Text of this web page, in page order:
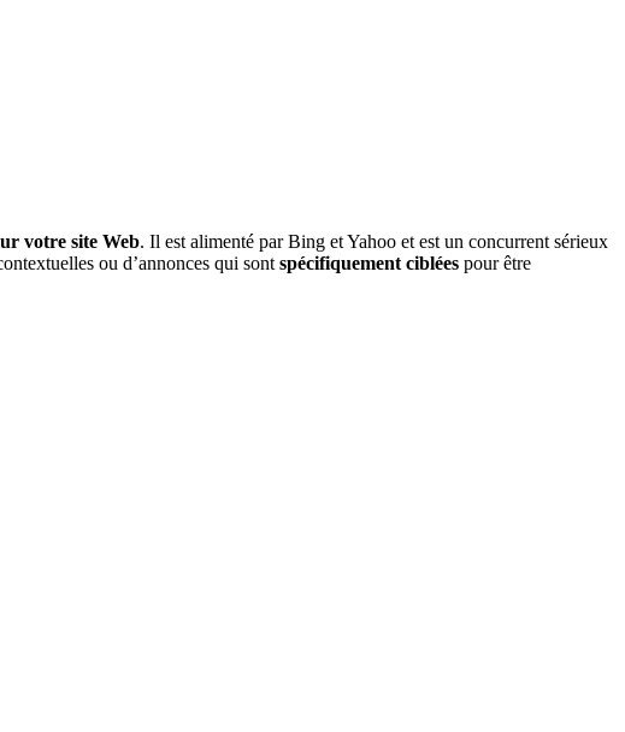
votre site Web. Il est alimenté par Bing et Yahoo et est un concurrent sérieux
ou d’annonces qui sont spécifiquement ciblées pour être